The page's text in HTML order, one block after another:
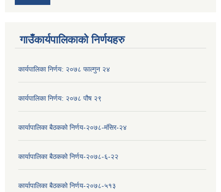
गाउँकार्यपालिकाको निर्णयहरु
कार्यपालिका निर्णय: २०७८ फाल्गुन २४
कार्यपालिका निर्णय: २०७८ पौष २९
कार्यापालिका बैठकको निर्णय-२०७८-मंसिर-२४
कार्यापालिका बैठकको निर्णय-२०७८-६-२२
कार्यापालिका बैठकको निर्णय-२०७८-५१३